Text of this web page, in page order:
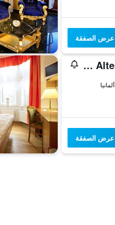
عرض الصفقة
Matsch - Plauens Alteste Gastwirtschaft
عرض الصفقة